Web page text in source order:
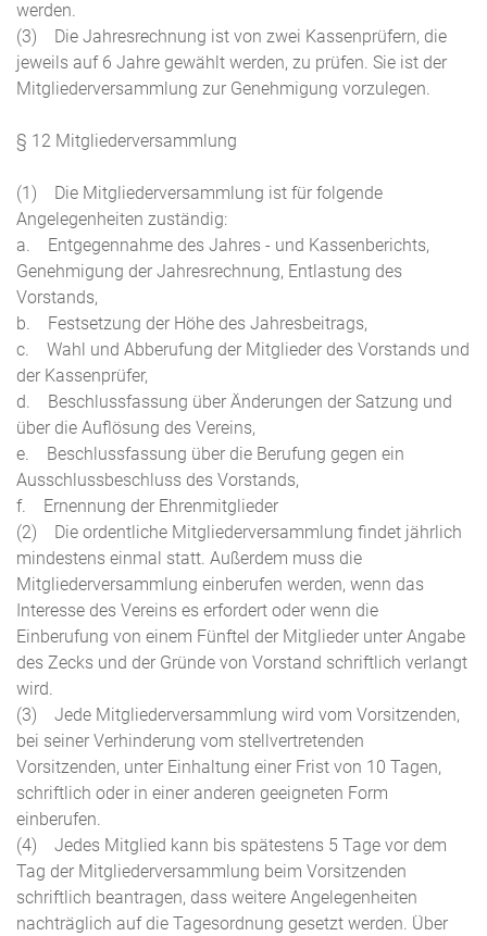
werden.
(3) Die Jahresrechnung ist von zwei Kassenprüfern, die
jeweils auf 6 Jahre gewählt werden, zu prüfen. Sie ist der
Mitgliederversammlung zur Genehmigung vorzulegen.
§ 12 Mitgliederversammlung
(1) Die Mitgliederversammlung ist für folgende
Angelegenheiten zuständig:
a. Entgegennahme des Jahres - und Kassenberichts,
Genehmigung der Jahresrechnung, Entlastung des
Vorstands,
b. Festsetzung der Höhe des Jahresbeitrags,
c. Wahl und Abberufung der Mitglieder des Vorstands und
der Kassenprüfer,
d. Beschlussfassung über Änderungen der Satzung und
über die Auflösung des Vereins,
e. Beschlussfassung über die Berufung gegen ein
Ausschlussbeschluss des Vorstands,
f. Ernennung der Ehrenmitglieder
(2) Die ordentliche Mitgliederversammlung findet jährlich
mindestens einmal statt. Außerdem muss die
Mitgliederversammlung einberufen werden, wenn das
Interesse des Vereins es erfordert oder wenn die
Einberufung von einem Fünftel der Mitglieder unter Angabe
des Zecks und der Gründe von Vorstand schriftlich verlangt
wird.
(3) Jede Mitgliederversammlung wird vom Vorsitzenden,
bei seiner Verhinderung vom stellvertretenden
Vorsitzenden, unter Einhaltung einer Frist von 10 Tagen,
schriftlich oder in einer anderen geeigneten Form
einberufen.
(4) Jedes Mitglied kann bis spätestens 5 Tage vor dem
Tag der Mitgliederversammlung beim Vorsitzenden
schriftlich beantragen, dass weitere Angelegenheiten
nachträglich auf die Tagesordnung gesetzt werden. Über